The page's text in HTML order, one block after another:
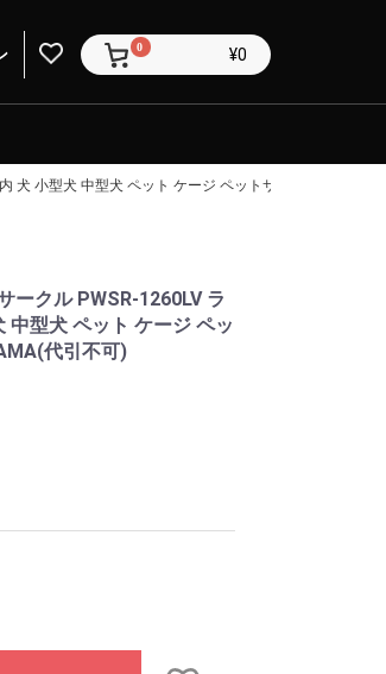
0 ¥0
小型犬 中型犬 ペット ケージ ペットサークル 木目調
ークル PWSR-1260LV ラ
中型犬 ペット ケージ ペッ
代引不可)